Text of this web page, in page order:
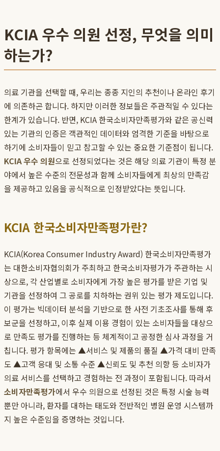
KCIA 우수 의원 선정, 무엇을 의미
하는가?
의료 기관을 선택할 때, 우리는 종종 지인의 추천이나 온라인 후기
에 의존하곤 합니다. 하지만 이러한 정보들은 주관적일 수 있다는
한계가 있습니다. 반면, KCIA 한국소비자만족평가와 같은 공신력
있는 기관의 인증은 객관적인 데이터와 엄격한 기준을 바탕으로
하기에 소비자들이 믿고 참고할 수 있는 중요한 기준점이 됩니다.
KCIA 우수 의원으로 선정되었다는 것은 해당 의료 기관이 특정 분
야에서 높은 수준의 전문성과 함께 소비자들에게 최상의 만족감
을 제공하고 있음을 공식적으로 인정받았다는 뜻입니다.
KCIA 한국소비자만족평가란?
KCIA(Korea Consumer Industry Award) 한국소비자만족평가
는 대한소비자협의회가 주최하고 한국소비자평가가 주관하는 시
상으로, 각 산업별로 소비자에게 가장 높은 평가를 받은 기업 및
기관을 선정하여 그 공로를 치하하는 권위 있는 평가 제도입니다.
이 평가는 빅데이터 분석을 기반으로 한 사전 기초조사를 통해 후
보군을 선정하고, 이후 실제 이용 경험이 있는 소비자들을 대상으
로 만족도 평가를 진행하는 등 체계적이고 공정한 심사 과정을 거
칩니다. 평가 항목에는 ▲서비스 및 제품의 품질 ▲가격 대비 만족
도 ▲고객 응대 및 소통 수준 ▲신뢰도 및 추천 의향 등 소비자가
의료 서비스를 선택하고 경험하는 전 과정이 포함됩니다. 따라서
소비자만족평가에서 우수 의원으로 선정된 것은 특정 시술 능력
뿐만 아니라, 환자를 대하는 태도와 전반적인 병원 운영 시스템까
지 높은 수준임을 증명하는 것입니다.